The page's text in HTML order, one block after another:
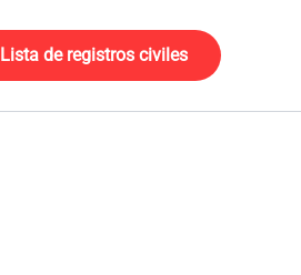
Lista de registros civiles